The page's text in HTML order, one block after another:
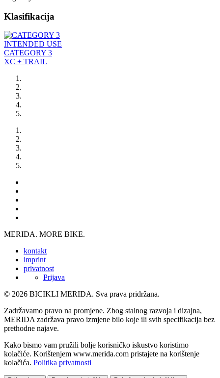
Klasifikacija
INTENDED USE
CATEGORY 3
XC + TRAIL
MERIDA. MORE BIKE.
kontakt
imprint
privatnost
Prijava
© 2026 BICIKLI MERIDA. Sva prava pridržana.
Zadržavamo pravo na promjene. Zbog stalnog razvoja i dizajna,
MERIDA zadržava pravo izmjene bilo koje ili svih specifikacija bez
prethodne najave.
Kako bismo vam pružili bolje korisničko iskustvo koristimo
kolačiće. Korištenjem www.merida.com pristajete na korištenje
kolačića. Politika privatnosti